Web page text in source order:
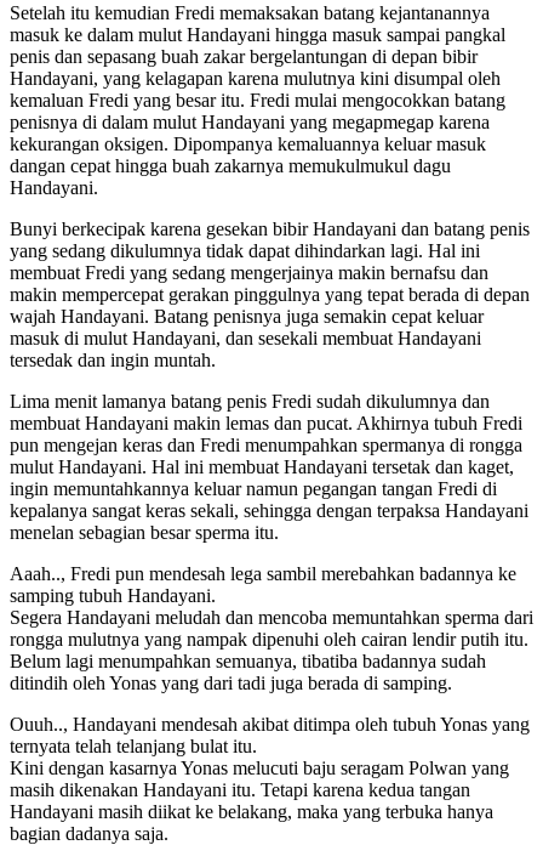
Setelah itu kemudian Fredi memaksakan batang kejantanannya
masuk ke dalam mulut Handayani hingga masuk sampai pangkal
penis dan sepasang buah zakar bergelantungan di depan bibir
Handayani, yang kelagapan karena mulutnya kini disumpal oleh
kemaluan Fredi yang besar itu. Fredi mulai mengocokkan batang
penisnya di dalam mulut Handayani yang megapmegap karena
kekurangan oksigen. Dipompanya kemaluannya keluar masuk
dangan cepat hingga buah zakarnya memukulmukul dagu
Handayani.
Bunyi berkecipak karena gesekan bibir Handayani dan batang penis
yang sedang dikulumnya tidak dapat dihindarkan lagi. Hal ini
membuat Fredi yang sedang mengerjainya makin bernafsu dan
makin mempercepat gerakan pinggulnya yang tepat berada di depan
wajah Handayani. Batang penisnya juga semakin cepat keluar
masuk di mulut Handayani, dan sesekali membuat Handayani
tersedak dan ingin muntah.
Lima menit lamanya batang penis Fredi sudah dikulumnya dan
membuat Handayani makin lemas dan pucat. Akhirnya tubuh Fredi
pun mengejan keras dan Fredi menumpahkan spermanya di rongga
mulut Handayani. Hal ini membuat Handayani tersetak dan kaget,
ingin memuntahkannya keluar namun pegangan tangan Fredi di
kepalanya sangat keras sekali, sehingga dengan terpaksa Handayani
menelan sebagian besar sperma itu.
Aaah.., Fredi pun mendesah lega sambil merebahkan badannya ke
samping tubuh Handayani.
Segera Handayani meludah dan mencoba memuntahkan sperma dari
rongga mulutnya yang nampak dipenuhi oleh cairan lendir putih itu.
Belum lagi menumpahkan semuanya, tibatiba badannya sudah
ditindih oleh Yonas yang dari tadi juga berada di samping.
Ouuh.., Handayani mendesah akibat ditimpa oleh tubuh Yonas yang
ternyata telah telanjang bulat itu.
Kini dengan kasarnya Yonas melucuti baju seragam Polwan yang
masih dikenakan Handayani itu. Tetapi karena kedua tangan
Handayani masih diikat ke belakang, maka yang terbuka hanya
bagian dadanya saja.